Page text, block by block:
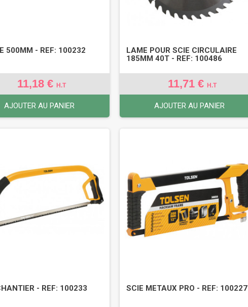
500MM - REF: 100232
11,18 €H.T
AJOUTER AU PANIER
LAME POUR SCIE CIRCULAIRE
185MM 40T - REF: 100486
11,71 € H.T
AJOUTER AU PANIER
- REF: 100233 SCIE METAUX PRO - REF: 100227